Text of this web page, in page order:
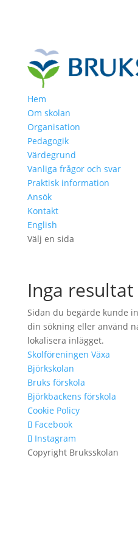
Hem
Om skolan
Organisation
Pedagogik
Värdegrund
Vanliga frågor och svar
Praktisk information
Ansök
Kontakt
English
Välj en sida
Inga
Sidan du begärde kunde
din sökning eller använd
lokalisera inlägget.
Skolföreningen Växa
Björkskolan
Bruks förskola
Björkbackens förskola
Cookie Policy
Facebook
Instagram
Copyright Bruksskolan